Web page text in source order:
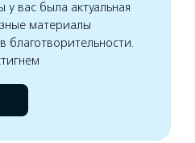
вас была актуальная
материалы
благотворительности.